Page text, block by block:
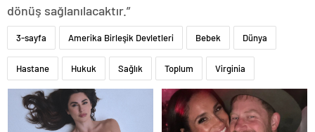
dönüş sağlanılacaktır.”
3-sayfa Amerika Birleşik Devletleri Bebek Dünya
Hastane Hukuk Sağlık Toplum Virginia